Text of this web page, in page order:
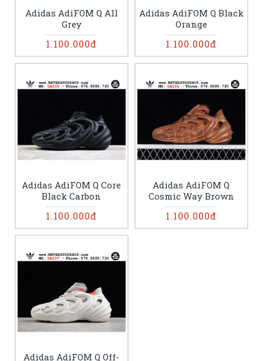
Adidas AdiFOM Q All
Grey
1.100.000đ
Adidas AdiFOM Q Black
Orange
1.100.000đ
Adidas AdiFOM Q Core
Black Carbon
1.100.000đ
Adidas AdiFOM Q
Cosmic Way Brown
1.100.000đ
Adidas AdiFOM Q Off-